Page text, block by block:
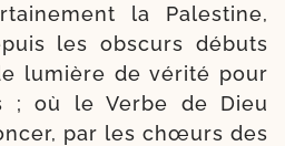
la Palestine,
les obs­curs débuts
lumière de véri­té pour
; où le Verbe de Dieu
par les chœurs des